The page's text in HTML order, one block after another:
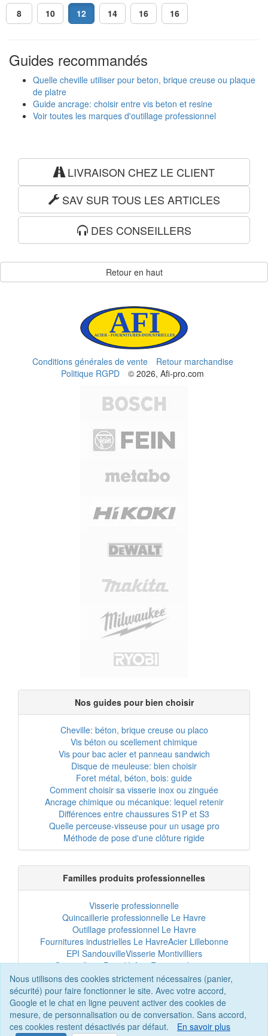
Nous utilisons des cookies strictement nécessaires (panier,
sécurité) pour faire fonctionner le site. Avec votre accord,
Google et le chat en ligne peuvent activer des cookies de
mesure, de personnalisation ou de conversation. Sans accord,
ces cookies restent désactivés par défaut.
En savoir plus
8 10 12 14 16 16
Guides recommandés
Quelle cheville utiliser pour beton, brique creuse ou plaque
de platre
Guide ancrage: choisir entre vis beton et resine
Voir toutes les marques d'outillage professionnel
LIVRAISON CHEZ LE CLIENT
SAV SUR TOUS LES ARTICLES
DES CONSEILLERS
Retour en haut
Conditions générales de vente
Retour marchandise
Politique RGPD
© 2026, Afi-pro.com
Nos guides pour bien choisir
Cheville: béton, brique creuse ou placo
Vis béton ou scellement chimique
Vis pour bac acier et panneau sandwich
Disque de meuleuse: bien choisir
Foret métal, béton, bois: guide
Comment choisir sa visserie inox ou zinguée
Ancrage chimique ou mécanique: lequel retenir
Différences entre chaussures S1P et S3
Quelle perceuse-visseuse pour un usage pro
Méthode de pose d'une clôture rigide
Familles produits professionnelles
Visserie professionnelle
Quincaillerie professionnelle Le Havre
Outillage professionnel Le Havre
Fournitures industrielles Le HavreAcier Lillebonne
EPI SandouvilleVisserie Montivilliers
Quincaillerie Port-JérômeFixation chantier
EPI professionnelOutillage maintenance
Acier professionnelTôles et bardage
Scellement chimiqueClôtures Le Havre